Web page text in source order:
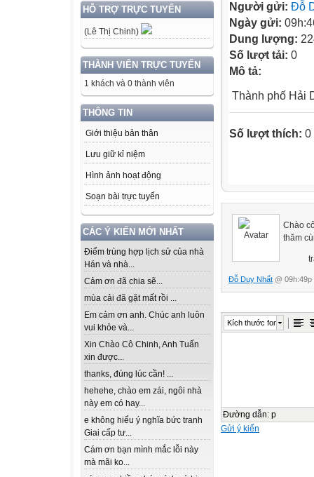
HỖ TRỢ TRỰC TUYẾN
(Lê Thị Chinh)
THÀNH VIÊN TRỰC TUYẾN
1 khách và 0 thành viên
THÔNG TIN
Giới thiệu bản thân
Lưu giữ kỉ niệm
Hình ảnh hoạt động
Soạn bài trực tuyến
CÁC Ý KIẾN MỚI NHẤT
Điểm trùng hợp lịch sử của nhà
Hán và nhà...
Cảm ơn đã chia sẽ...
mùa cải đã gặt mất rồi ...
Em cảm ơn anh. Chúc anh luôn
vui khỏe và...
Xin Chào Cô Chinh, Anh Tuấn
xin được...
thanks, đúng lúc cần! ...
hehehe, chào em zái, ngôi nhà
này em có hay...
e không hiểu ý nghĩa bức tranh
Giai cấp tư...
Cám ơn bạn mình mắc lỗi này
mà mãi ko...
Người gửi: Đỗ
Ngày gửi:
Dung lượng:
Số lượt tải: 0
Mô tả:
Thành phố Hải
Số lượt thích: 0
Chào
thăm
trân
Đỗ Duy Nhất @ 09h:49p
Kích thước font
Đường dẫn: p
Gửi ý kiến